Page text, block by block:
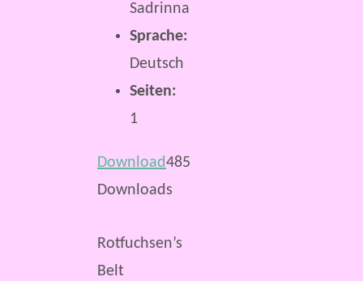
Sadrinna
Sprache:
Deutsch
Seiten:
1
Download485
Downloads
Rotfuchsen’s
Belt